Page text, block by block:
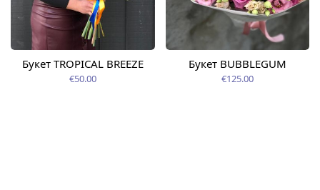
Букет TROPICAL BREEZE
€50.00
Букет BUBBLEGUM
€125.00